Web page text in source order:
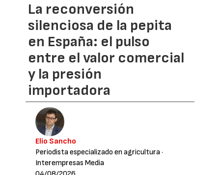
La reconversión
silenciosa de la pepita
en España: el pulso
entre el valor comercial
y la presión
importadora
Elio Sancho
Periodista especializado en agricultura·
Interempresas Media